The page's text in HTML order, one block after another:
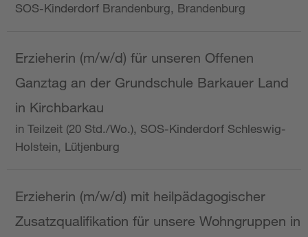
SOS-Kinderdorf Brandenburg, Brandenburg
Erzieherin (m/w/d) für unseren Offenen
Ganztag an der Grundschule Barkauer Land
in Kirchbarkau
in Teilzeit (20 Std./Wo.), SOS-Kinderdorf Schleswig-
Holstein, Lütjenburg
Erzieherin (m/w/d) mit heilpädagogischer
Zusatzqualifikation für unsere Wohngruppen in